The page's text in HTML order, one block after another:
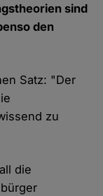
sind
den
Satz: "Der
zu
die